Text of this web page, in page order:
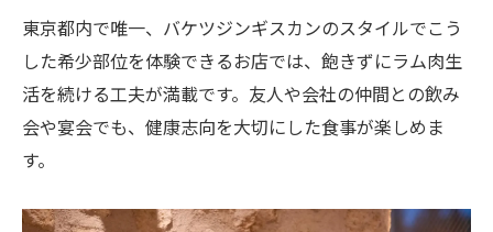
東京都内で唯一、バケツジンギスカンのスタイルでこう
した希少部位を体験できるお店では、飽きずにラム肉生
活を続ける工夫が満載です。友人や会社の仲間との飲み
会や宴会でも、健康志向を大切にした食事が楽しめま
す。